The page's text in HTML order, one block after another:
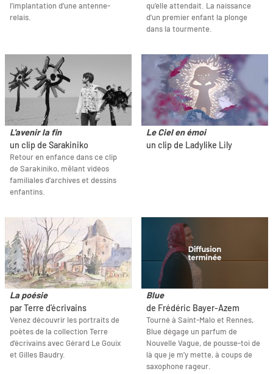
l’implantation d’une antenne-
relais.
qu’elle attendait. La naissance
d'un premier enfant la plonge
dans la tourmente.
L'avenir la fin
un clip de Sarakiniko
Retour en enfance dans ce clip
de Sarakiniko, mêlant vidéos
familiales d'archives et dessins
enfantins.
Le Ciel en émoi
un clip de Ladylike Lily
La poésie
par Terre d'écrivains
Venez découvrir les portraits de
poètes de la collection Terre
d'écrivains avec Gérard Le Gouix
et Gilles Baudry.
Blue
de Frédéric Bayer-Azem
Tourné à Saint-Malo et Rennes,
Blue dégage un parfum de
Nouvelle Vague, de pousse-toi de
là que je m’y mette, à coups de
saxophone rageur.